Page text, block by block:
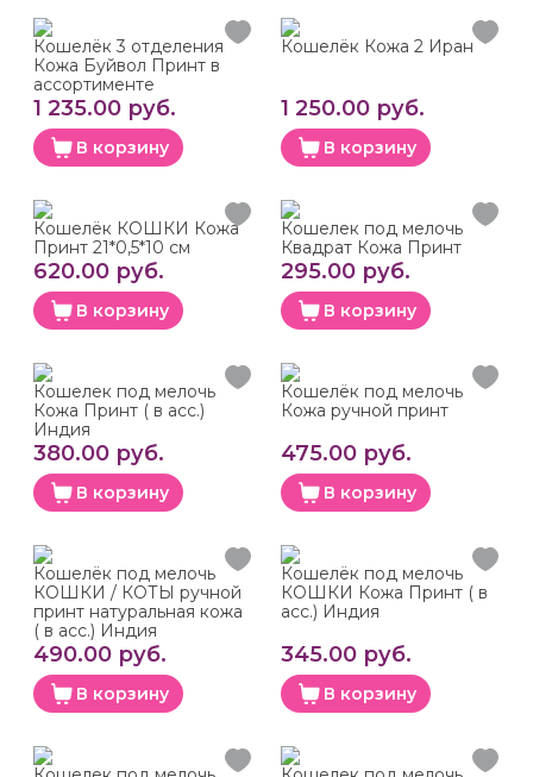
Кошелёк 3 отделения
Кожа Буйвол Принт в
ассортименте
1 235.00 руб.
В корзину
Кошелёк Кожа 2 Иран
1 250.00 руб.
В корзину
Кошелёк КОШКИ Кожа
Принт 21*0,5*10 см
620.00 руб.
В корзину
Кошелек под мелочь
Квадрат Кожа Принт
295.00 руб.
В корзину
Кошелек под мелочь
Кожа Принт ( в асс.)
Индия
380.00 руб.
В корзину
Кошелёк под мелочь
Кожа ручной принт
475.00 руб.
В корзину
Кошелёк под мелочь
КОШКИ / КОТЫ ручной
принт натуральная кожа
( в асс.) Индия
490.00 руб.
В корзину
Кошелёк под мелочь
КОШКИ Кожа Принт ( в
асс.) Индия
345.00 руб.
В корзину